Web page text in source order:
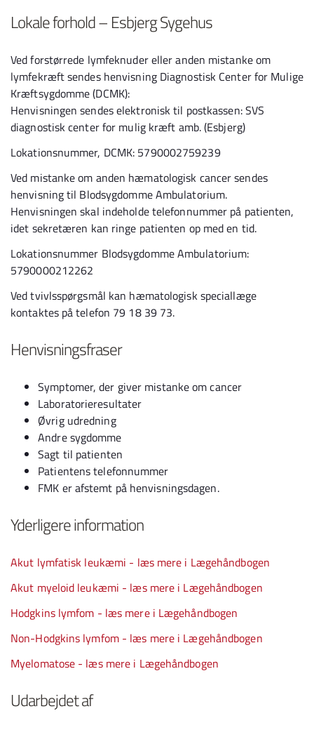
Lokale forhold – Esbjerg Sygehus
Ved forstørrede lymfeknuder eller anden mistanke om
lymfekræft sendes henvisning Diagnostisk Center for Mulige
Kræftsygdomme (DCMK):
Henvisningen sendes elektronisk til postkassen: SVS
diagnostisk center for mulig kræft amb. (Esbjerg)
Lokationsnummer, DCMK: 5790002759239
Ved mistanke om anden hæmatologisk cancer sendes
henvisning til Blodsygdomme Ambulatorium.
Henvisningen skal indeholde telefonnummer på patienten,
idet sekretæren kan ringe patienten op med en tid.
Lokationsnummer Blodsygdomme Ambulatorium:
5790000212262
Ved tvivlsspørgsmål kan hæmatologisk speciallæge
kontaktes på telefon 79 18 39 73.
Henvisningsfraser
Symptomer, der giver mistanke om cancer
Laboratorieresultater
Øvrig udredning
Andre sygdomme
Sagt til patienten
Patientens telefonnummer
FMK er afstemt på henvisningsdagen.
Yderligere information
Akut lymfatisk leukæmi - læs mere i Lægehåndbogen
Akut myeloid leukæmi - læs mere i Lægehåndbogen
Hodgkins lymfom - læs mere i Lægehåndbogen
Non-Hodgkins lymfom - læs mere i Lægehåndbogen
Myelomatose - læs mere i Lægehåndbogen
Udarbejdet af